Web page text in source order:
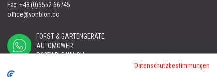
Fax: +43 (0)5552 66745
office@vonblon.cc
FORST & GARTENGERÄTE
AUTOMOWER
PORTABLE WINCH
AUTOMOWER Datenschutzbestimmungen